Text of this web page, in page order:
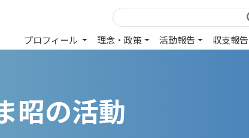
プロフィール 理念・政策 活動報告 収支報告
昭の活動